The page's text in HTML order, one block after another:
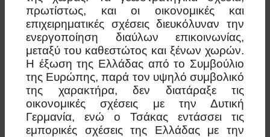
πρωτίστως, και οι οικονομικές και
επιχειρηματικές σχέσεις διευκόλυναν την
ενεργοποίηση διαύλων επικοινωνίας,
μεταξύ του καθεστώτος και ξένων χωρών.
Η έξωση της Ελλάδας από το Συμβούλιο
της Ευρώπης, παρά τον υψηλό συμβολικό
της χαρακτήρα, δεν διατάραξε τις
οικονομικές σχέσεις με την Δυτική
Γερμανία, ενώ ο Τσάκας εντάσσει τις
εμπορικές σχέσεις της Ελλάδας με την